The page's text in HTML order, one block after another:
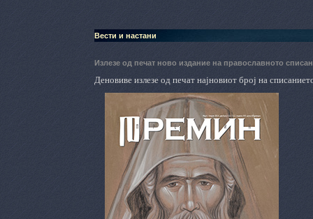
Вести и настани
Излезе од печат ново издание на православното
Деновиве излезе од печат најновиот број на